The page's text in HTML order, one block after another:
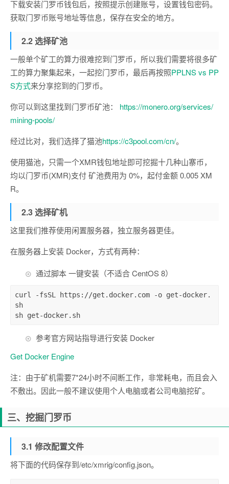
下载安装门罗币钱包后，按照提示创建账号，设置钱包密码。
获取门罗币账号地址等信息，保存在安全的地方。
2.2 选择矿池
一般单个矿工的算力很难挖到门罗币，所以我们需要将很多矿
工的算力聚集起来，一起挖门罗币，最后再按照PPLNS vs PP
S方式来分享挖到的门罗币。
你可以到这里找到门罗币矿池： https://monero.org/services/
mining-pools/
经过比对，我们选择了猫池https://c3pool.com/cn/。
使用猫池，只需一个XMR钱包地址即可挖掘十几种山寨币，
均以门罗币(XMR)支付 矿池费用为 0%，起付金额 0.005 XM
R。
2.3 选择矿机
这里我们推荐使用闲置服务器，独立服务器更佳。
在服务器上安装 Docker，方式有两种：
通过脚本 一键安装（不适合 CentOS 8）
curl -fsSL https : //get . docker. com -o get-docker.
sh
sh get-docker. sh
参考官方网站指导进行安装 Docker
Get Docker Engine
注：由于矿机需要7*24小时不间断工作，非常耗电，而且会入
不敷出。因此一般不建议使用个人电脑或者公司电脑挖矿。
三、挖掘门罗币
3.1 修改配置文件
将下面的代码保存到/etc/xmrig/config.json。